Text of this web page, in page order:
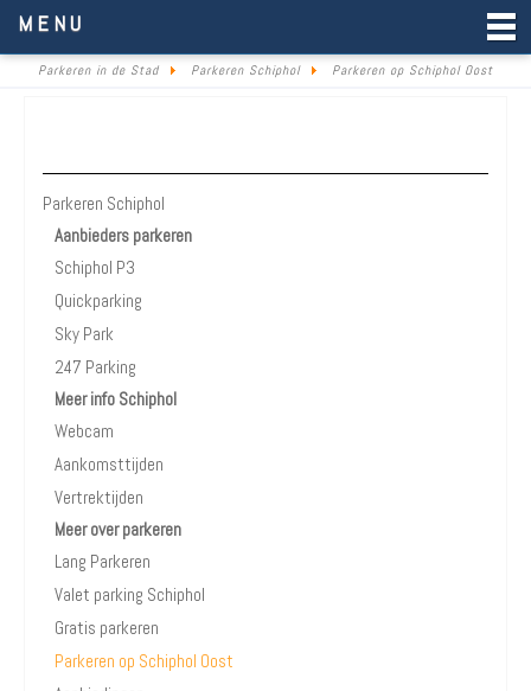
MENU
Parkeren in de Stad Parkeren Schiphol Parkeren op Schiphol Oost
Parkeren Schiphol
Aanbieders parkeren
Schiphol P3
Quickparking
Sky Park
247 Parking
Meer info Schiphol
Webcam
Aankomsttijden
Vertrektijden
Meer over parkeren
Lang Parkeren
Valet parking Schiphol
Gratis parkeren
Parkeren op Schiphol Oost